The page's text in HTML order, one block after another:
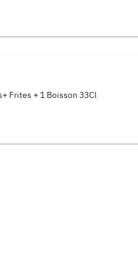
4 Wings + 3 Tenders+ Frites + 1 Boisson 33Cl